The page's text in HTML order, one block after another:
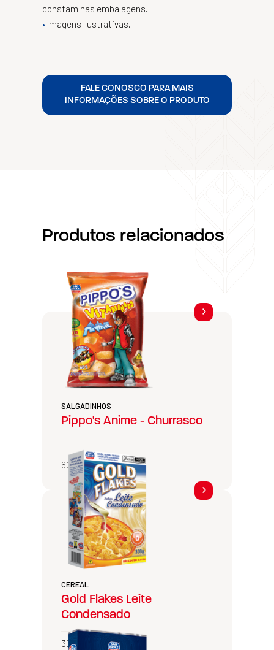
constam nas embalagens.
Imagens Ilustrativas.
FALE CONOSCO PARA MAIS
INFORMAÇÕES SOBRE O PRODUTO
Produtos relacionados
SALGADINHOS
Pippo's Anime - Churrasco
60g
CEREAL
Gold Flakes Leite
Condensado
300g